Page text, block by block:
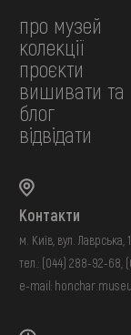
про музей
колекції
проєкти
вишивати та
блог
відвідати
Контакти
м. Київ, вул. Лаврська,
тел.: (044) 288-92-68
e-mail: